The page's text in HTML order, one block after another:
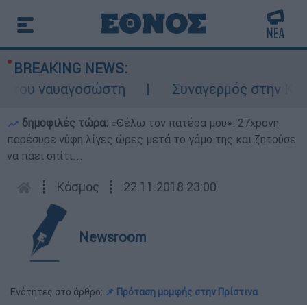
BREAKING NEWS:
ναυαγοσώστη
Συναγερμός στην
δημοφιλές τώρα: «Θέλω τον πατέρα μου»: 27χρονη
παρέσυρε νύφη λίγες ώρες μετά το γάμο της και ζητούσε
να πάει σπίτι...
┋ Κόσμος ┋ 22.11.2018 23:00
Newsroom
Ενότητες στο άρθρο: 📌 Πρόταση μομφής στην Πρίστινα